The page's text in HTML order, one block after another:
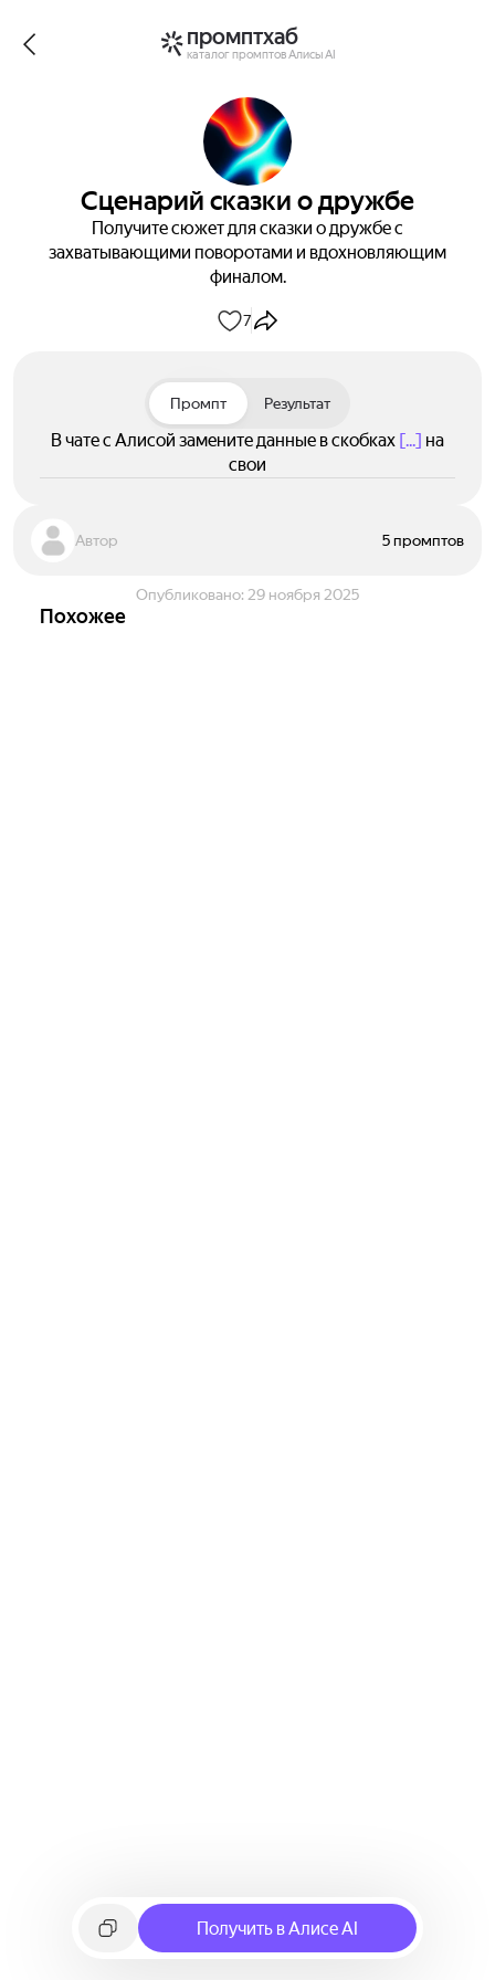
промптхаб
каталог промптов Алисы AI
Сценарий сказки о дружбе
Получите сюжет для сказки о дружбе с
захватывающими поворотами и вдохновляющим
финалом.
7
Промпт Результат
В чате с Алисой замените данные в скобках [...] на
свои
Автор 5 промптов
Опубликовано: 29 ноября 2025
Похожее
Получить в Алисе AI